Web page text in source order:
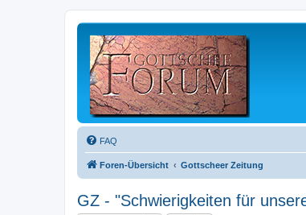
FAQ
Foren-Übersicht Gottscheer Zeitung
GZ - "Schwierigkeiten für